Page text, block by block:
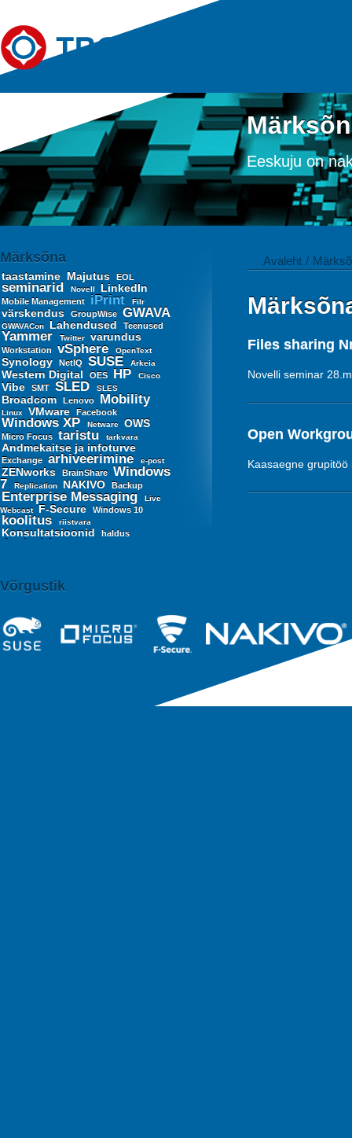
Eeskuju on
Märksõna
taastamine Majutus EOL
seminarid Novell LinkedIn
Mobile Management iPrint Filr
värskendus GroupWise GWAVA
GWAVACon Lahendused Teenused
Yammer Twitter varundus
Workstation vSphere OpenText
Synology NetIQ SUSE Arkeia
Western Digital OES HP Cisco
Vibe SMT SLED SLES
Broadcom Lenovo Mobility
Linux VMware Facebook
Windows XP Netware OWS
Micro Focus taristu tarkvara
Andmekaitse ja infoturve
Exchange arhiveerimine e-post
ZENworks BrainShare Windows
7
Replication NAKIVO Backup
Enterprise Messaging
Live
Webcast
F-Secure Windows 10
koolitus riistvara
Konsultatsioonid haldus
Android
Gmail Microsoft 365
Messaging Gateway
NIS2 direktiiv
Avaleht /
Files sharing
Novelli seminar
Open
Kaasaegne grupitöö
Võrgustik